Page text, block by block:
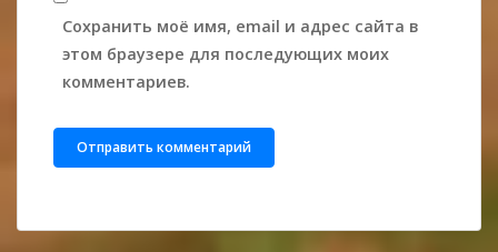
Сохранить моё имя, email и адрес сайта в
этом браузере для последующих моих
комментариев.